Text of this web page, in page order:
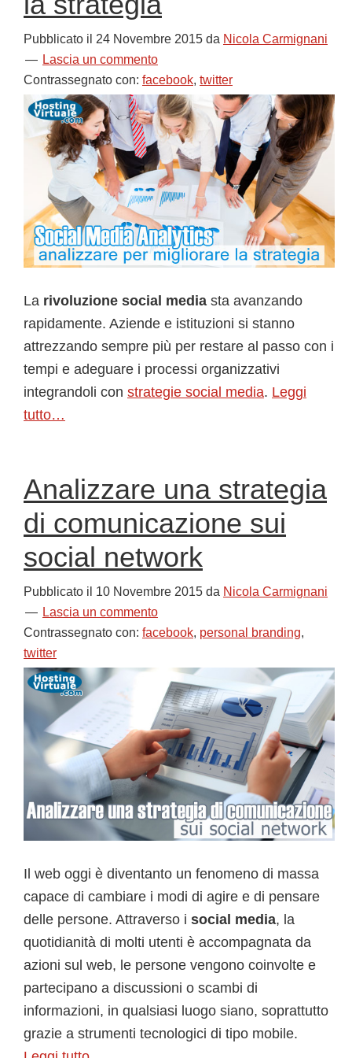
Pubblicato il 24 Novembre 2015 da Nicola Carmignani
Lascia un commento
Contrassegnato con: facebook, twitter
La rivoluzione social media sta avanzando
rapidamente. Aziende e istituzioni si stanno
attrezzando sempre più per restare al passo con i
tempi e adeguare i processi organizzativi
integrandoli con strategie social media. Leggi
tutto…
Analizzare una strategia
di comunicazione sui
social network
Pubblicato il 10 Novembre 2015 da Nicola Carmignani
Lascia un commento
Contrassegnato con: facebook, personal branding,
twitter
Il web oggi è diventanto un fenomeno di massa
capace di cambiare i modi di agire e di pensare
delle persone. Attraverso i social media, la
quotidianità di molti utenti è accompagnata da
azioni sul web, le persone vengono coinvolte e
partecipano a discussioni o scambi di
informazioni, in qualsiasi luogo siano, soprattutto
grazie a strumenti tecnologici di tipo mobile.